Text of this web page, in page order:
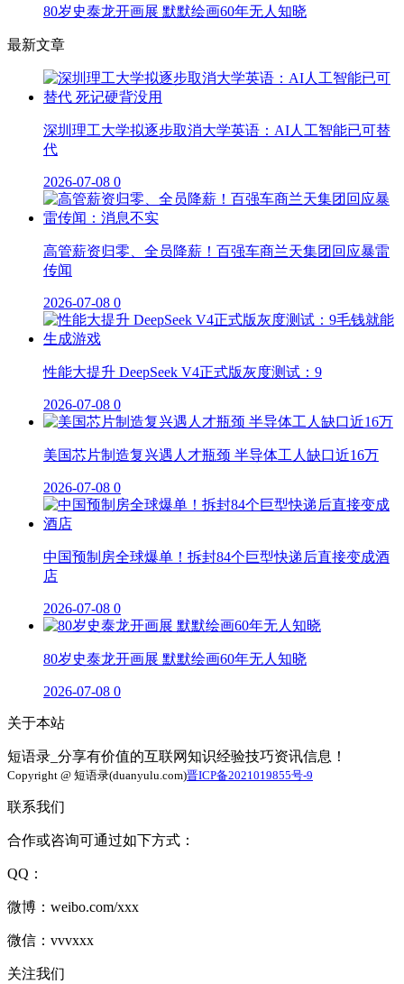
80岁史泰龙开画展 默默绘画60年无人知晓
最新文章
深圳理工大学拟逐步取消大学英语：AI人工智能已可替
代
2026-07-08 0
高管薪资归零、全员降薪！百强车商兰天集团回应暴雷
传闻
2026-07-08 0
性能大提升 DeepSeek V4正式版灰度测试：9
2026-07-08 0
美国芯片制造复兴遇人才瓶颈 半导体工人缺口近16万
2026-07-08 0
中国预制房全球爆单！拆封84个巨型快递后直接变成酒
店
2026-07-08 0
80岁史泰龙开画展 默默绘画60年无人知晓
2026-07-08 0
关于本站
短语录_分享有价值的互联网知识经验技巧资讯信息！
Copyright @ 短语录(duanyulu.com)晋ICP备2021019855号-9
联系我们
合作或咨询可通过如下方式：
QQ：
微博：weibo.com/xxx
微信：vvvxxx
关注我们